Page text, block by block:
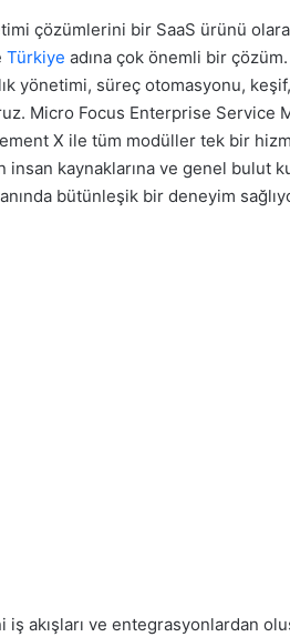
çözümlerini bir SaaS ürünü
Türkiye adına çok önemli bir
yönetimi, süreç otomasyonu, keşif,
Micro Focus Enterprise Service
X ile tüm modüller tek bir
insan kaynaklarına ve genel bulut
bütünleşik bir deneyim
iş akışları ve entegrasyonlardan